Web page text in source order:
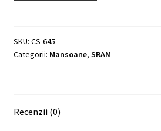
SKU: CS-645
Categorii: Mansoane, SRAM
Recenzii (0)